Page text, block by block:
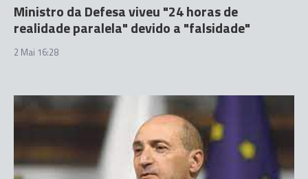
Ministro da Defesa viveu "24 horas de
realidade paralela" devido a "falsidade"
2 Mai 16:28